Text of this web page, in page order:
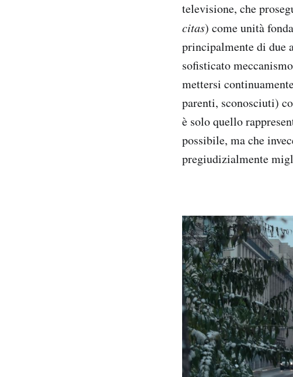
televisione, che
citas) come unità
principalmente di due
sofisticato
mettersi
parenti, sconosciuti)
è solo quello
possibile, ma che
pregiudizialmente